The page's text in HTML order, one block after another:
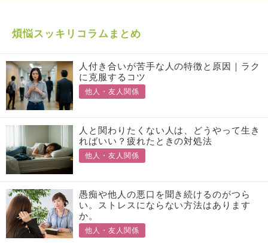
煩悩スッキリコラムまとめ
人付き合いが苦手な人の特徴と原因｜ラク
に克服するコツ
他人・友人関係
人と関わりたくない人は、どうやって生き
ればいい？疲れたときの対処法
他人・友人関係
愚痴や他人の悪口を聞き続けるのがつら
い。ストレスにならない方法はあります
か。
他人・友人関係